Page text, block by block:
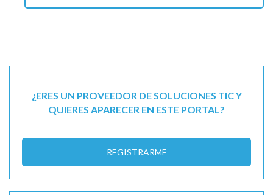
¿ERES UN PROVEEDOR DE SOLUCIONES TIC Y
QUIERES APARECER EN ESTE PORTAL?
REGISTRARME